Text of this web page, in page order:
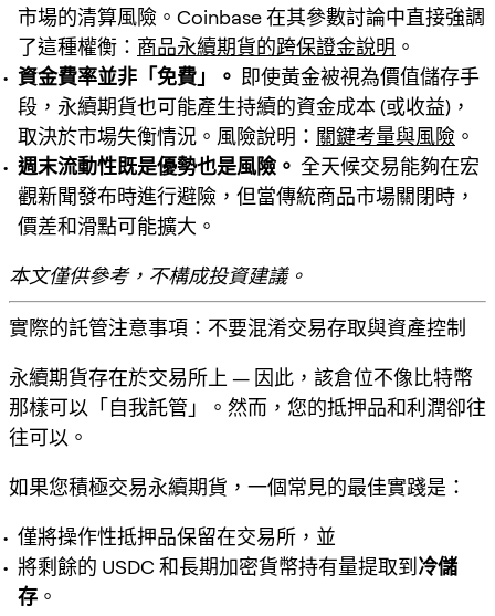
市場的清算風險。Coinbase 在其參數討論中直接強調
了這種權衡： 商品永續期貨的跨保證金說明 。
資金費率並非「免費」。 即使黃金被視為價值儲存手
段，永續期貨也可能產生持續的資金成本 (或收益)，
取決於市場失衡情況。風險說明： 關鍵考量與風險 。
週末流動性既是優勢也是風險。 全天候交易能夠在宏
觀新聞發布時進行避險，但當傳統商品市場關閉時，
價差和滑點可能擴大。
本文僅供參考，不構成投資建議。
實際的託管注意事項：不要混淆交易存取與資產控制
永續期貨存在於交易所上 — 因此，該倉位不像比特幣
那樣可以「自我託管」。然而， 您的抵押品和利潤卻往
往可以 。
如果您積極交易永續期貨，一個常見的最佳實踐是：
僅將操作性抵押品保留在交易所，並
將剩餘的 USDC 和長期加密貨幣持有量提取到 冷儲
存 。